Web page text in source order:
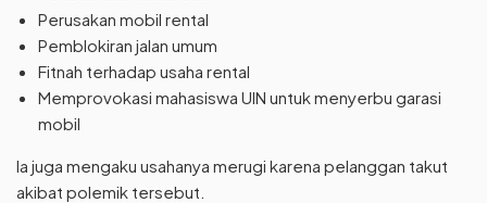
Perusakan mobil rental
Pemblokiran jalan umum
Fitnah terhadap usaha rental
Memprovokasi mahasiswa UIN untuk menyerbu garasi
mobil
Ia juga mengaku usahanya merugi karena pelanggan takut
akibat polemik tersebut.